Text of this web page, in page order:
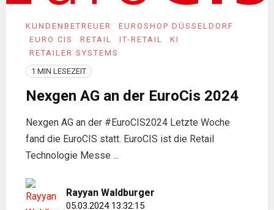
KUNDENBETREUER
EUROSHOP DÜSSELDORF
EURO CIS
RETAIL IT-RETAIL
KI
RETAILER SYSTEMS
1 MIN LESEZEIT
Nexgen AG an der EuroCis 2024
Nexgen AG an der #EuroCIS2024 Letzte Woche
fand die EuroCIS statt. EuroCIS ist die Retail
Technologie Messe ...
Rayyan Waldburger
05.03.2024 13:32:15